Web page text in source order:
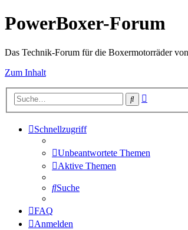
PowerBoxer-Forum
Das Technik-Forum für die Boxermotorräder
Zum Inhalt
Suche
Schnellzugriff
Unbeantwortete Themen
Aktive Themen
Suche
FAQ
Anmelden